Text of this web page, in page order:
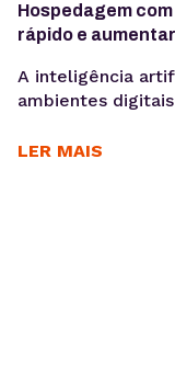
Hospedagem
rápido e
A inteligência
ambientes
automatiza
LER MAIS